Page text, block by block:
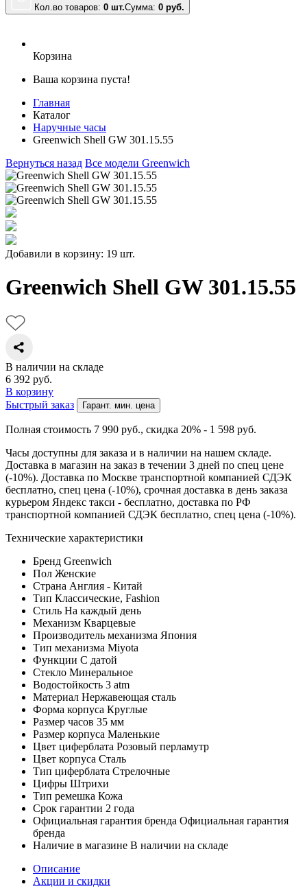
Кол.во товаров: 0 шт.Сумма: 0 руб.
Корзина
Ваша корзина пуста!
Главная
Каталог
Наручные часы
Greenwich Shell GW 301.15.55
Вернуться назад Все модели Greenwich
Добавили в корзину: 19 шт.
Greenwich Shell GW 301.15.55
В наличии на складе
6 392 руб.
В корзину
Быстрый заказ
Гарант. мин. цена
Полная стоимость 7 990 руб., скидка 20% - 1 598 руб.
Часы доступны для заказа и в наличии на нашем складе.
Доставка в магазин на заказ в течении 3 дней по спец цене
(-10%). Доставка по Москве транспортной компанией СДЭК
бесплатно, спец цена (-10%), срочная доставка в день заказа
курьером Яндекс такси - бесплатно, доставка по РФ
транспортной компанией СДЭК бесплатно, спец цена (-10%).
Технические характеристики
Бренд Greenwich
Пол Женские
Страна Англия - Китай
Тип Классические, Fashion
Стиль На каждый день
Механизм Кварцевые
Производитель механизма Япония
Тип механизма Miyota
Функции С датой
Стекло Минеральное
Водостойкость 3 atm
Материал Нержавеющая сталь
Форма корпуса Круглые
Размер часов 35 мм
Размер корпуса Маленькие
Цвет циферблата Розовый перламутр
Цвет корпуса Сталь
Тип циферблата Стрелочные
Цифры Штрихи
Тип ремешка Кожа
Срок гарантии 2 года
Официальная гарантия бренда Официальная гарантия
бренда
Наличие в магазине В наличии на складе
Описание
Акции и скидки